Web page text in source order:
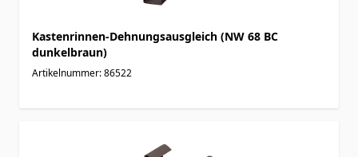
Kastenrinnen-Dehnungsausgleich (NW 68 BC
dunkelbraun)
Artikelnummer: 86522